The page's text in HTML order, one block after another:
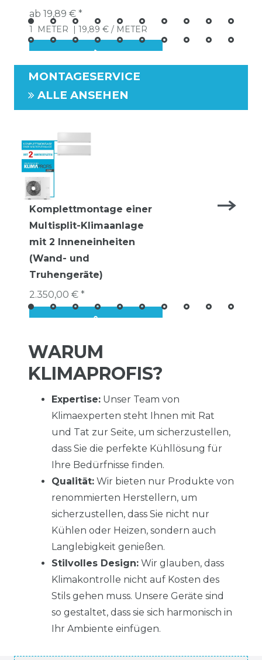
ab 19,89 € *
1 METER | 19,89 € / METER
MONTAGESERVICE
ALLE ANSEHEN
Komplettmontage einer
Multisplit-Klimaanlage
mit 2 Inneneinheiten
(Wand- und
Truhengeräte)
2.350,00 € *
WARUM
KLIMAPROFIS?
Expertise: Unser Team von
Klimaexperten steht Ihnen mit Rat
und Tat zur Seite, um sicherzustellen,
dass Sie die perfekte Kühllösung für
Ihre Bedürfnisse finden.
Qualität: Wir bieten nur Produkte von
renommierten Herstellern, um
sicherzustellen, dass Sie nicht nur
Kühlen oder Heizen, sondern auch
Langlebigkeit genießen.
Stilvolles Design: Wir glauben, dass
Klimakontrolle nicht auf Kosten des
Stils gehen muss. Unsere Geräte sind
so gestaltet, dass sie sich harmonisch in
Ihr Ambiente einfügen.